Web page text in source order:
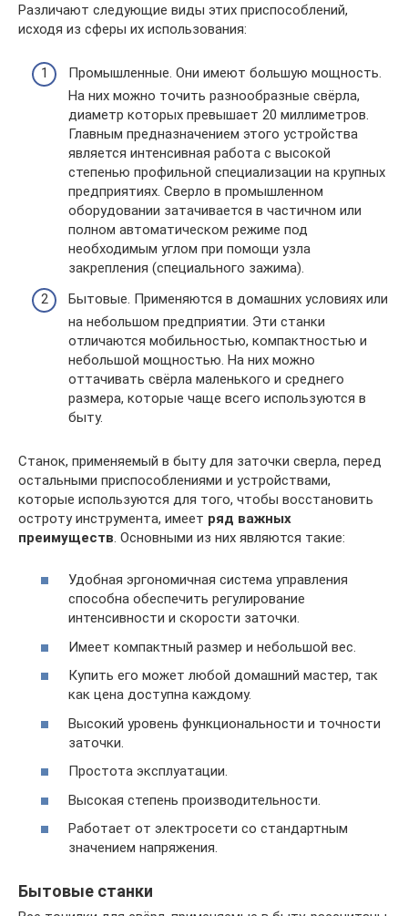
Различают следующие виды этих приспособлений,
исходя из сферы их использования:
Промышленные. Они имеют большую мощность.
На них можно точить разнообразные свёрла,
диаметр которых превышает 20 миллиметров.
Главным предназначением этого устройства
является интенсивная работа с высокой
степенью профильной специализации на крупных
предприятиях. Сверло в промышленном
оборудовании затачивается в частичном или
полном автоматическом режиме под
необходимым углом при помощи узла
закрепления (специального зажима).
Бытовые. Применяются в домашних условиях или
на небольшом предприятии. Эти станки
отличаются мобильностью, компактностью и
небольшой мощностью. На них можно
оттачивать свёрла маленького и среднего
размера, которые чаще всего используются в
быту.
Станок, применяемый в быту для заточки сверла, перед
остальными приспособлениями и устройствами,
которые используются для того, чтобы восстановить
остроту инструмента, имеет ряд важных
преимуществ . Основными из них являются такие:
Удобная эргономичная система управления
способна обеспечить регулирование
интенсивности и скорости заточки.
Имеет компактный размер и небольшой вес.
Купить его может любой домашний мастер, так
как цена доступна каждому.
Высокий уровень функциональности и точности
заточки.
Простота эксплуатации.
Высокая степень производительности.
Работает от электросети со стандартным
значением напряжения.
Бытовые станки